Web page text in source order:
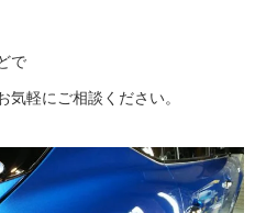
で
気軽にご相談ください。